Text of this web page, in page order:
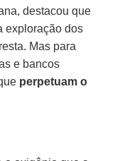
destacou que
exploração dos
Mas para
e bancos
perpetuam o